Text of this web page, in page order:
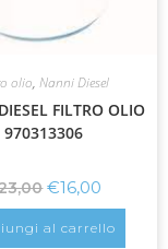
olio,Nanni Diesel
FILTRO OLIO
970313306
€16,00
al carrello